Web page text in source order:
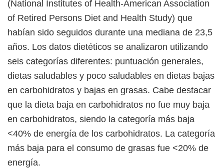
(National Institutes of Health-American Association
of Retired Persons Diet and Health Study) que
habían sido seguidos durante una mediana de 23,5
años. Los datos dietéticos se analizaron utilizando
seis categorías diferentes: puntuación generales,
dietas saludables y poco saludables en dietas bajas
en carbohidratos y bajas en grasas. Cabe destacar
que la dieta baja en carbohidratos no fue muy baja
en carbohidratos, siendo la categoría más baja
<40% de energía de los carbohidratos. La categoría
más baja para el consumo de grasas fue <20% de
energía.